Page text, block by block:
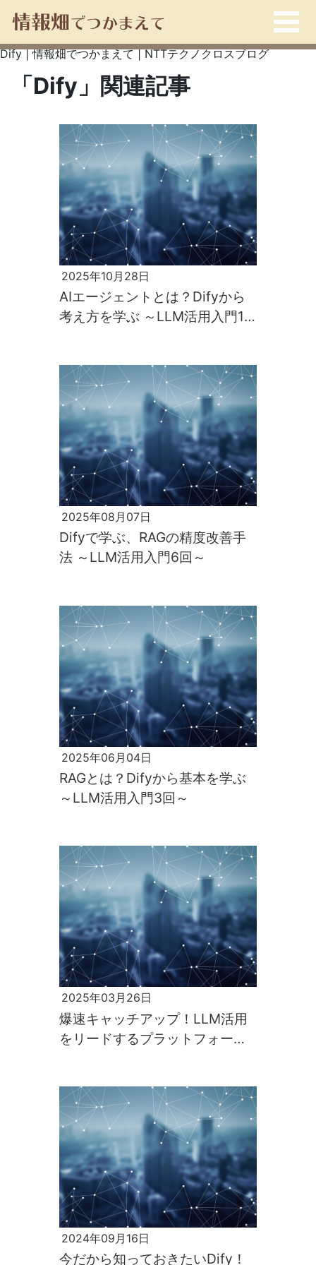
Dify | 情報畑でつかまえて | NTTテクノクロスブログ
「Dify」関連記事
2025年10月28日
AIエージェントとは？Difyから
考え方を学ぶ ～LLM活用入門12
2025年08月07日
Difyで学ぶ、RAGの精度改善手
法 ～LLM活用入門6回～
2025年06月04日
RAGとは？Difyから基本を学ぶ
～LLM活用入門3回～
2025年03月26日
爆速キャッチアップ！LLM活用
をリードするプラットフォーム
2024年09月16日
今だから知っておきたいDify！